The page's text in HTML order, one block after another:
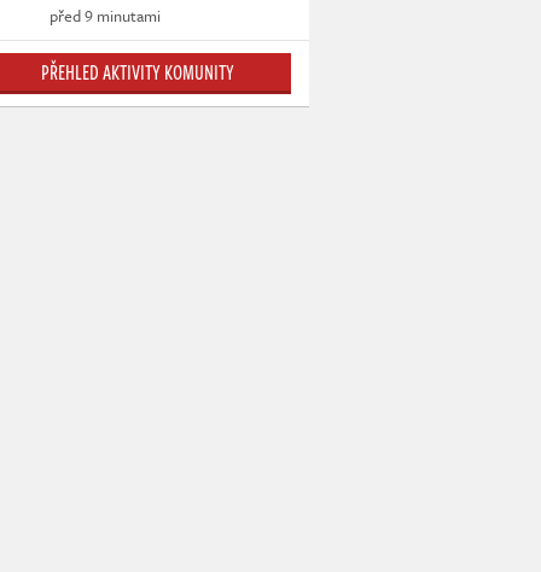
před 9 minutami
PŘEHLED AKTIVITY KOMUNITY